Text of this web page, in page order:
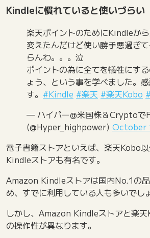
Kindleに慣れていると使いづらい
楽天ポイントのためにKindleか
変えたんだけど使い勝手悪過ぎ
らんわ。。。泣
ポイントの為に全てを犠牲にす
ょう、という事を学べました。
す。 #Kindle #楽天 #楽天Kobo
— ハイパー@米国株＆Cryptoで
(@Hyper_highpower) October
電子書籍ストアといえば、楽天Kobo
Kindleストアも有名です。
Amazon Kindleストアは国内No.1の
め、すでに利用している人も多いでし
しかし、Amazon Kindleストアと楽
の操作性が異なります。